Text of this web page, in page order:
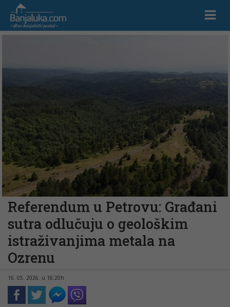
Referendum u Petrovu: Građani
sutra odlučuju o geološkim
istraživanjima metala na
Ozrenu
16. 05. 2026. u 16:20h